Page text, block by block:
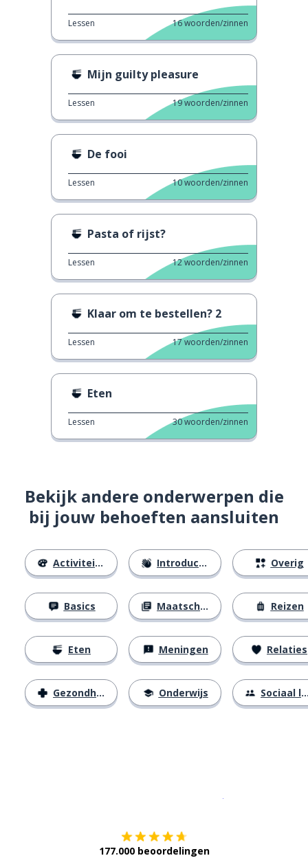
Lessen 16woorden/zinnen
Mijn guilty pleasure
Lessen 19woorden/zinnen
De fooi
Lessen 10woorden/zinnen
Pasta of rijst?
Lessen 12woorden/zinnen
Klaar om te bestellen? 2
Lessen 17woorden/zinnen
Eten
Lessen 30woorden/zinnen
Bekijk andere onderwerpen die
bij jouw behoeften aansluiten
Activiteiten
Basics
Eten
Gezondheid
Introducties
Maatschappij
Meningen
Onderwijs
Overig
Reizen
Relaties
Sociaal leven
177.000 beoordelingen